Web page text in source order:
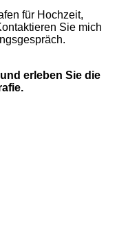
für Hochzeit,
Sie mich
erleben Sie die